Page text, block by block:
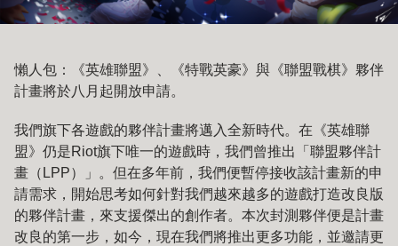
懶人包：《英雄聯盟》、《特戰英豪》與《聯盟戰棋》夥伴
計畫將於八月起開放申請。
我們旗下各遊戲的夥伴計畫將邁入全新時代。在《英雄聯
盟》仍是Riot旗下唯一的遊戲時，我們曾推出「聯盟夥伴計
畫（LPP）」。但在多年前，我們便暫停接收該計畫新的申
請需求，開始思考如何針對我們越來越多的遊戲打造改良版
的夥伴計畫，來支援傑出的創作者。本次封測夥伴便是計畫
改良的第一步，如今，現在我們將推出更多功能，並邀請更